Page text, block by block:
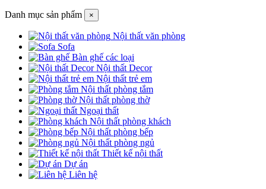
Danh mục sản phẩm ×
Nội thất văn phòng
Sofa
Bàn ghế các loại
Nội thất Decor
Nội thất trẻ em
Nội thất phòng tắm
Nội thất phòng thờ
Ngoại thất
Nội thất phòng khách
Nội thất phòng bếp
Nội thất phòng ngủ
Thiết kế nội thất
Dự án
Liên hệ